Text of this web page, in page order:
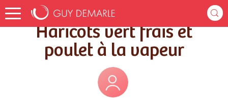
Accueil Recettes Haricots vert frais et poulet à la vapeur
Haricots vert frais et
poulet à la vapeur